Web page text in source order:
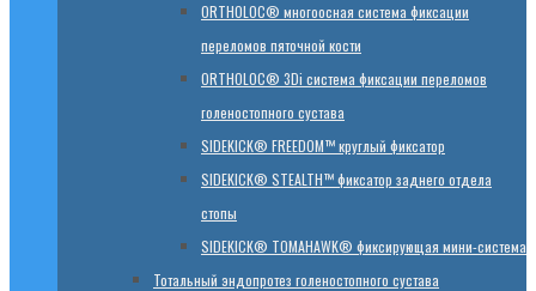
ORTHOLOC® многоосная система фиксации
переломов пяточной кости
ORTHOLOC® 3Di система фиксации переломов
голеностопного сустава
SIDEKICK® FREEDOM™ круглый фиксатор
SIDEKICK® STEALTH™ фиксатор заднего отдела
стопы
SIDEKICK® TOMAHAWK® фиксирующая мини-система
Тотальный эндопротез голеностопного сустава